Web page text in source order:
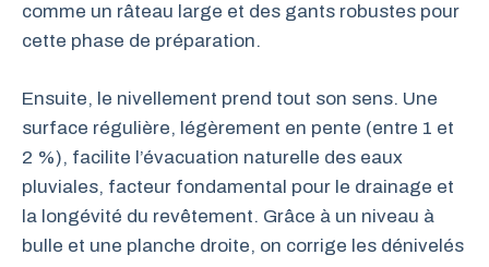
comme un râteau large et des gants robustes pour
cette phase de préparation.
Ensuite, le nivellement prend tout son sens. Une
surface régulière, légèrement en pente (entre 1 et
2 %), facilite l’évacuation naturelle des eaux
pluviales, facteur fondamental pour le drainage et
la longévité du revêtement. Grâce à un niveau à
bulle et une planche droite, on corrige les dénivelés